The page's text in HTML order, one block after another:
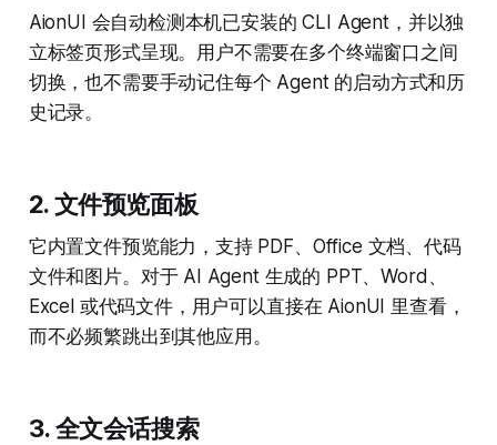
AionUI 会自动检测本机已安装的 CLI Agent，并以独
立标签页形式呈现。用户不需要在多个终端窗口之间
切换，也不需要手动记住每个 Agent 的启动方式和历
史记录。
2. 文件预览面板
它内置文件预览能力，支持 PDF、Office 文档、代码
文件和图片。对于 AI Agent 生成的 PPT、Word、
Excel 或代码文件，用户可以直接在 AionUI 里查看，
而不必频繁跳出到其他应用。
3. 全文会话搜索